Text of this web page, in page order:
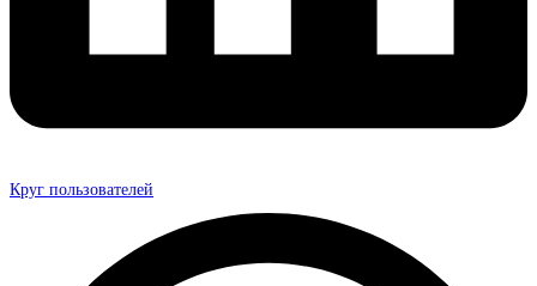
Круг пользователей